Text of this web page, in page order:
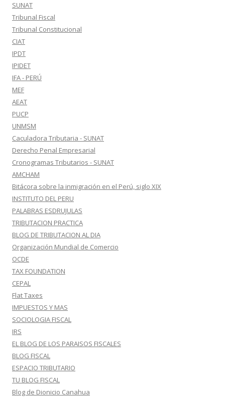
SUNAT
Tribunal Fiscal
Tribunal Constitucional
CIAT
IPDT
IPIDET
IFA - PERÚ
MEF
AEAT
PUCP
UNMSM
Caculadora Tributaria - SUNAT
Derecho Penal Empresarial
Cronogramas Tributarios - SUNAT
AMCHAM
Bitácora sobre la inmigración en el Perú, siglo XIX
INSTITUTO DEL PERU
PALABRAS ESDRUJULAS
TRIBUTACION PRACTICA
BLOG DE TRIBUTACION AL DIA
Organización Mundial de Comercio
OCDE
TAX FOUNDATION
CEPAL
Flat Taxes
IMPUESTOS Y MAS
SOCIOLOGIA FISCAL
IRS
EL BLOG DE LOS PARAISOS FISCALES
BLOG FISCAL
ESPACIO TRIBUTARIO
TU BLOG FISCAL
Blog de Dionicio Canahua